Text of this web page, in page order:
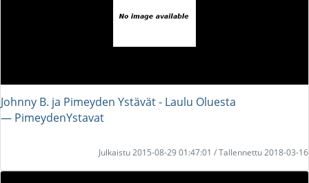
Johnny B. ja Pimeyden Ystävät - Laulu Oluesta
― PimeydenYstavat
Julkaistu 2015-08-29 01:47:01 / Tallennettu 2018-03-16